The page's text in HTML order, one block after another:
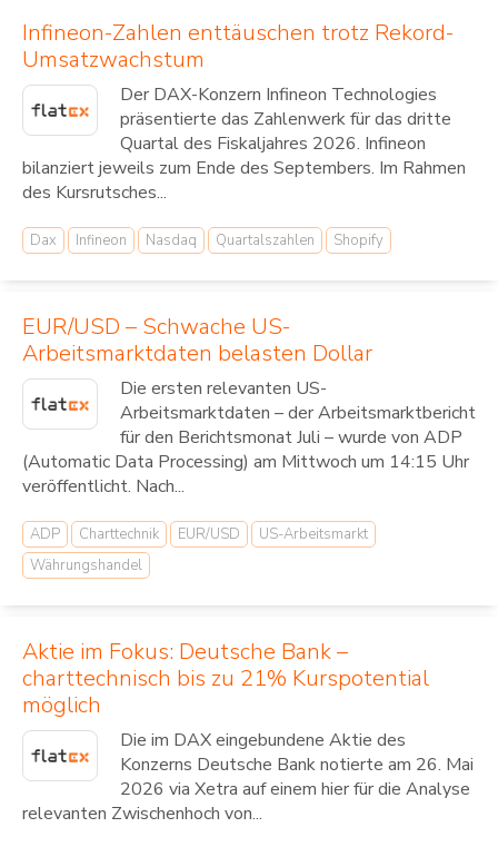
Infineon-Zahlen enttäuschen trotz Rekord-
Umsatzwachstum
Der DAX-Konzern Infineon Technologies
präsentierte das Zahlenwerk für das dritte
Quartal des Fiskaljahres 2026. Infineon
bilanziert jeweils zum Ende des Septembers. Im Rahmen
des Kursrutsches...
Dax Infineon Nasdaq Quartalszahlen Shopify
EUR/USD – Schwache US-
Arbeitsmarktdaten belasten Dollar
Die ersten relevanten US-
Arbeitsmarktdaten – der Arbeitsmarktbericht
für den Berichtsmonat Juli – wurde von ADP
(Automatic Data Processing) am Mittwoch um 14:15 Uhr
veröffentlicht. Nach...
ADP Charttechnik EUR/USD
US-Arbeitsmarkt
Währungshandel
Aktie im Fokus: Deutsche Bank –
charttechnisch bis zu 21% Kurspotential
möglich
Die im DAX eingebundene Aktie des
Konzerns Deutsche Bank notierte am 26. Mai
2026 via Xetra auf einem hier für die Analyse
relevanten Zwischenhoch von...